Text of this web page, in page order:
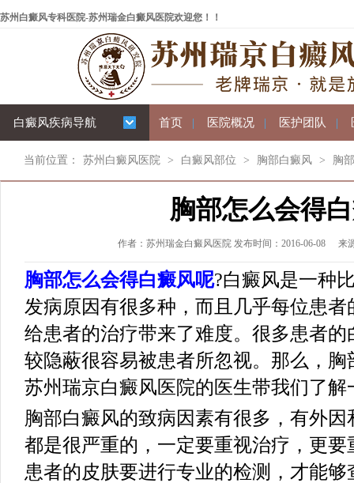
苏州白癜风专科医院-苏州瑞金白癜风医院欢迎您！！
白癜风疾病导航 首页 | 医院概况 | 医护团队 |
当前位置： 苏州白癜风医院 > 白癜风部位 > 胸部白癜风 > 胸
胸部怎么会得
作者：苏州瑞金白癜风医院 发布时间：2016-06-08 来
胸部怎么会得白癜风呢?白癜风是一种
发病原因有很多种，而且几乎每位患
给患者的治疗带来了难度。很多患者
较隐蔽很容易被患者所忽视。那么，
苏州瑞京白癜风医院的医生带我们了解
胸部白癜风的致病因素有很多，有外
都是很严重的，一定要重视治疗，更
患者的皮肤要进行专业的检测，才能